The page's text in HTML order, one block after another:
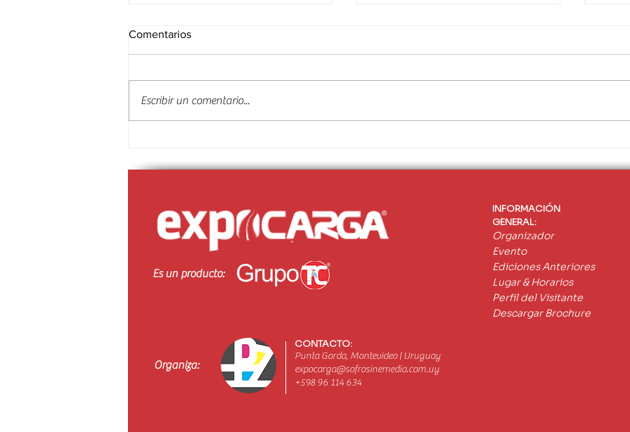
EXPOCARGA
transporte
Comentarios
Escribir un comentario...
Es un producto:
Organiza:
CONTACTO:
Punta Gorda, Montevideo | Uruguay
expocarga@sofrosinemedia.com.uy
+598 96 114 634
INFORMACIÓN
GENERAL:
Organizador
Evento
Ediciones Anteriores
Lugar & Horarios
Perfil del Visitante
Descargar Brochure